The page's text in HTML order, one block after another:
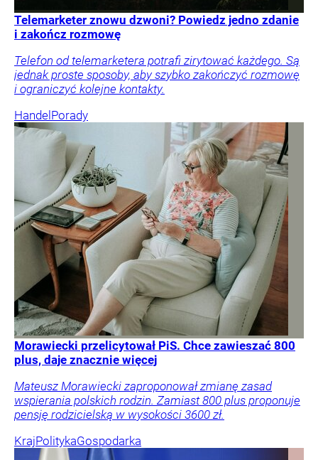
Telemarketer znowu dzwoni? Powiedz jedno zdanie
i zakończ rozmowę
Telefon od telemarketera potrafi zirytować każdego. Są
jednak proste sposoby, aby szybko zakończyć rozmowę
i ograniczyć kolejne kontakty.
Handel Porady
Morawiecki przelicytował PiS. Chce zawieszać 800
plus, daje znacznie więcej
Mateusz Morawiecki zaproponował zmianę zasad
wspierania polskich rodzin. Zamiast 800 plus proponuje
pensję rodzicielską w wysokości 3600 zł.
KrajPolitykaGospodarka